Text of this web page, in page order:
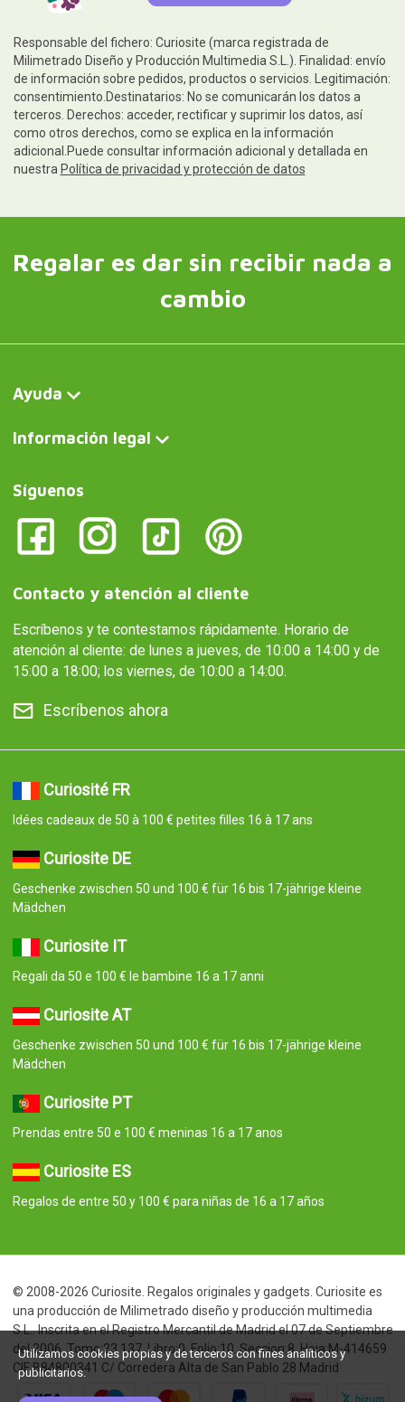
Responsable del fichero: Curiosite (marca registrada de
Milimetrado Diseño y Producción Multimedia S.L.). Finalidad: envío
de información sobre pedidos, productos o servicios. Legitimación:
consentimiento.Destinatarios: No se comunicarán los datos a
terceros. Derechos: acceder, rectificar y suprimir los datos, así
como otros derechos, como se explica en la información
adicional.Puede consultar información adicional y detallada en
nuestra Política de privacidad y protección de datos
Regalar es dar sin recibir nada a
cambio
Ayuda
Información legal
Síguenos
Contacto y atención al cliente
Escríbenos y te contestamos rápidamente. Horario de
atención al cliente: de lunes a jueves, de 10:00 a 14:00 y de
15:00 a 18:00; los viernes, de 10:00 a 14:00.
Escríbenos ahora
Curiosité FR
Idées cadeaux de 50 à 100 € petites filles 16 à 17 ans
Curiosite DE
Geschenke zwischen 50 und 100 € für 16 bis 17-jährige kleine
Mädchen
Curiosite IT
Regali da 50 e 100 € le bambine 16 a 17 anni
Curiosite AT
Geschenke zwischen 50 und 100 € für 16 bis 17-jährige kleine
Mädchen
Curiosite PT
Prendas entre 50 e 100 € meninas 16 a 17 anos
Curiosite ES
Regalos de entre 50 y 100 € para niñas de 16 a 17 años
© 2008-2026 Curiosite. Regalos originales y gadgets. Curiosite es
una producción de Milimetrado diseño y producción multimedia
S.L.. Inscrita en el Registro Mercantil de Madrid el 07 de Septiembre
del 2006. Tomo:23.137. Libro:0. Folio:10. Seccion:8. Hoja:M-414659
CIF:B84800341 C/ Corredera Alta de San Pablo 28 Madrid
Utilizamos cookies propias y de terceros con fines analíticos y
publicitarios.